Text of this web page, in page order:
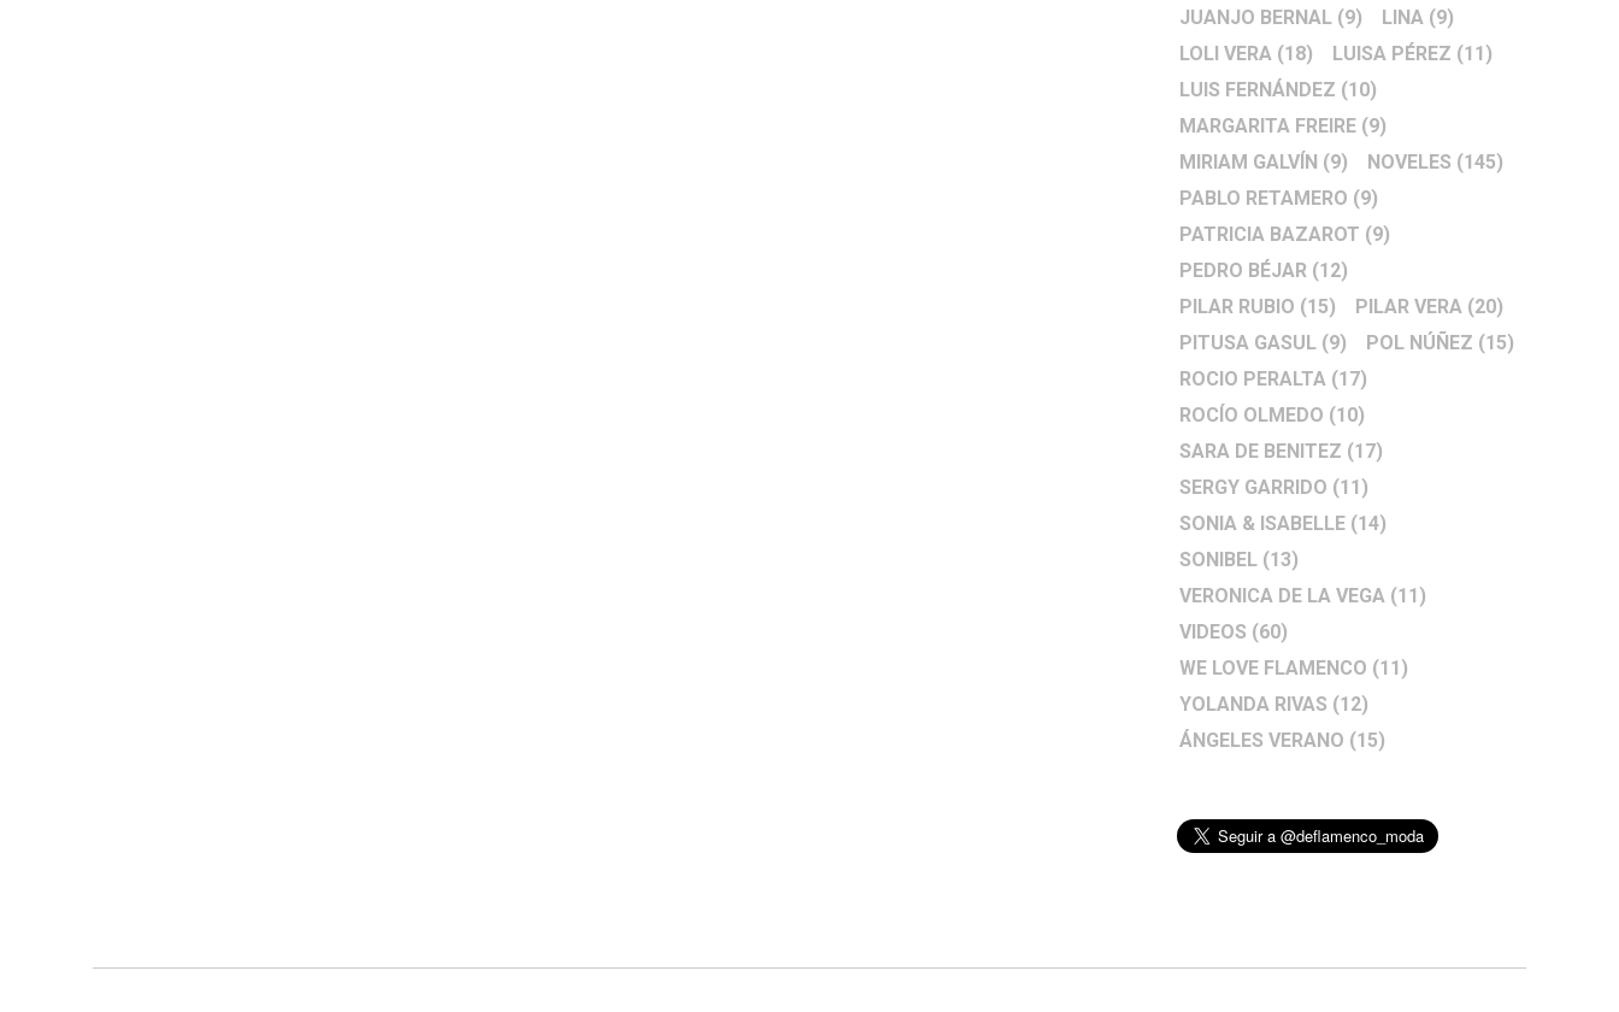
JUANJO BERNAL (9) LINA (9)
LOLI VERA (18) LUISA PÉREZ (11)
LUIS FERNÁNDEZ (10)
MARGARITA FREIRE (9)
MIRIAM GALVÍN (9) NOVELES (145)
PABLO RETAMERO (9)
PATRICIA BAZAROT (9)
PEDRO BÉJAR (12)
PILAR RUBIO (15) PILAR VERA (20)
PITUSA GASUL (9) POL NÚÑEZ (15)
ROCIO PERALTA (17)
ROCÍO OLMEDO (10)
SARA DE BENITEZ (17)
SERGY GARRIDO (11)
SONIA & ISABELLE (14)
SONIBEL (13)
VERONICA DE LA VEGA (11)
VIDEOS (60)
WE LOVE FLAMENCO (11)
YOLANDA RIVAS (12)
ÁNGELES VERANO (15)